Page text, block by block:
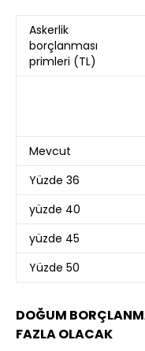
Askerlik
borçlanması
primleri (TL)
Mevcut
Yüzde 36
yüzde 40
yüzde 45
Yüzde 50
DOĞUM
FAZLA OLACAK